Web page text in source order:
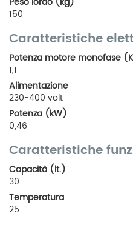
150
Caratteristiche
Potenza motore monofase
1,1
Alimentazione
230-400 volt
Potenza (kW)
0,46
Caratteristiche
Capacità (lt.)
30
Temperatura
25